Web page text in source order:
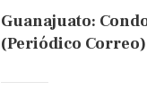
Guanajuato:
(Periódico Correo)